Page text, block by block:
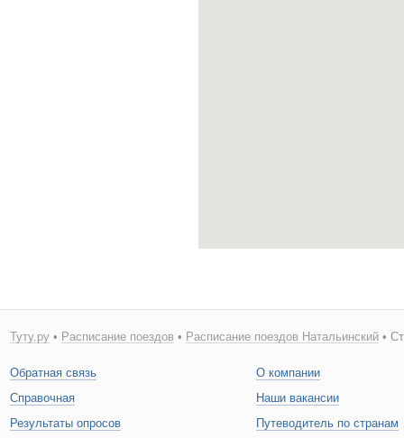
Туту.ру• Расписание поездов • Расписание поездов Натальинский•
Обратная связь
Справочная
Результаты опросов
О компании
Наши вакансии
Путеводитель по странам